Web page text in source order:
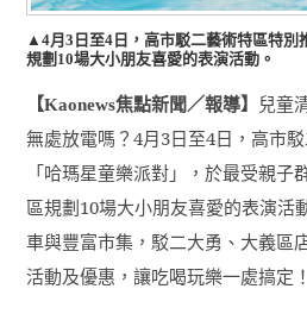
▲4月3日至4日，高市駁二藝術特區特別
規劃10場大小朋友喜愛的表演活動。
【Kaonews焦點新聞／報導】 兒童
無處放電嗎？4月3日至4日，高市
「哈瑪星童樂派對」，於最受親子
區規劃10場大小朋友喜愛的表演活
車與豐富市集，駁二大勇、大義區
活動及優惠，讓吃喝玩樂一處搞定！